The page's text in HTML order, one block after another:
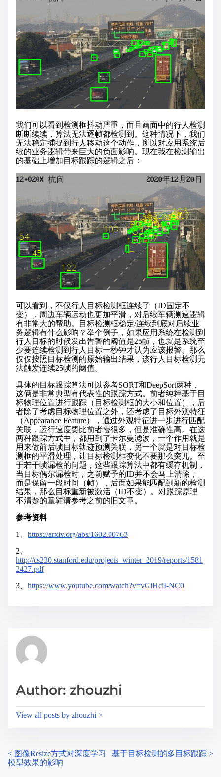
我们可以看到检测框抖动严重，而且画面中的行人检测
断断续续，算法无法逐帧都检测到。这种情况下，我们
无法稳定捕捉到行人移动这个动作，所以对应用系统后
续的业务逻辑带来巨大的负面影响。现在我在检测输出
的基础上增加目标跟踪的逻辑之后：
可以看到，不仅行人目标检测框连续了（ID固定不
变），周边车辆运动也更加平滑，对后续车辆测速逻辑
有非常大的帮助。目标检测框稳定/连续到底对后续业
务逻辑有什么影响？举个例子，如果应用系统在检测到
行人目标的时候发出告警的阈值是25帧，也就是系统至
少要连续检测到行人目标一秒钟才认为应该报警。那么
仅仅按照目标检测的原始输出结果，该行人目标检测无
法触发连续25帧的阈值。
具体的目标跟踪算法可以参考SORT和DeepSort两种，
这俩是非常典型有代表性的跟踪方式。前者纯粹基于目
标物理位置进行跟踪（目标检测框的大小和位置），后
者除了考虑目标物理位置之外，还考虑了目标外观特征
（Appearance Feature），通过外观特征进一步进行匹配
关联，运行速度要比前者慢很多，但是准确性高。在这
两种跟踪方式中，都用到了卡尔曼滤波，一个作用就是
用来做前后帧目标轨迹预测关联，另一个就是对目标检
测框的平滑处理，让目标检测框变化不要那么突兀。至
于若干帧漏检的问题，这些跟踪算法中都有缓存机制，
当目标偶尔漏检时，之前赋予的ID并不会马上清除，
而是保留一段时间（帧），后面如果能匹配到新的检测
结果，那么目标重新被激活（ID不变）。对跟踪原理
不清楚的童鞋请参考之前的旧文章。
参考资料
1、 https://arxiv.org/abs/1602.00763
2、
http://cs230.stanford.edu/projects_winter_2019/reports/1581
2427.pdf
3、 https://www.youtube.com/watch?v=vGiHciI-NC0
Author: zhouzhi
View all posts by zhouzhi >
P
< 图像Resize方式对深度学习
模型效果的影响
基于目标检测的多目标跟踪 >